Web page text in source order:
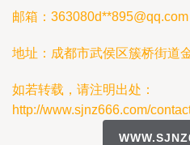
邮箱：363080d**895@qq.com
地址：成都市武侯区簇桥街道
如若转载，请注明出处：
http://www.sjnz666.com/